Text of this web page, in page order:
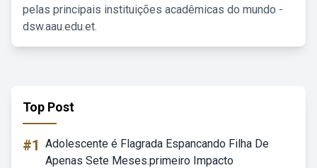
pelas principais instituições acadêmicas do mundo -
dsw.aau.edu.et.
Top Post
#1 Adolescente é Flagrada Espancando Filha De
Apenas Sete Meses.primeiro Impacto